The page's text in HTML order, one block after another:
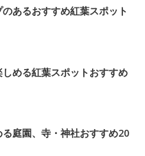
あるおすすめ紅葉スポット
める紅葉スポットおすすめ
庭園、寺・神社おすすめ20